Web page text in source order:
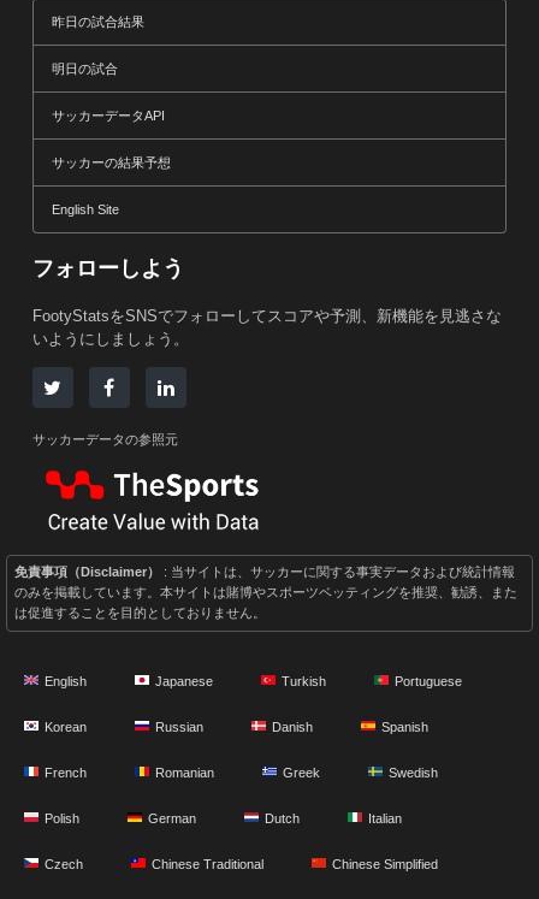
昨日の試合結果
明日の試合
サッカーデータAPI
サッカーの結果予想
English Site
フォローしよう
FootyStatsをSNSでフォローしてスコアや予測、新機能を見逃さな
いようにしましょう。
サッカーデータの参照元
免責事項（Disclaimer）
: 当サイトは、サッカーに関する事実データおよび統計情報
のみを掲載しています。本サイトは賭博やスポーツベッティングを推奨、勧誘、また
は促進することを目的としておりません。
English Japanese Turkish Portuguese
Korean Russian Danish Spanish
French Romanian Greek Swedish
Polish German Dutch Italian
Czech Chinese Traditional Chinese Simplified